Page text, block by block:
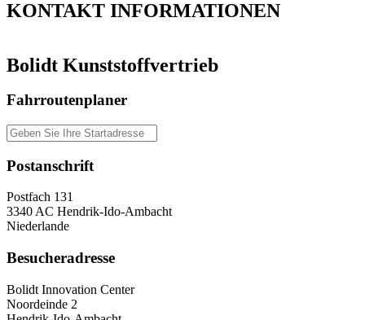
KONTAKT INFORMATIONEN
Bolidt Kunststoffvertrieb
Fahrroutenplaner
Postanschrift
Postfach 131
3340 AC Hendrik-Ido-Ambacht
Niederlande
Besucheradresse
Bolidt Innovation Center
Noordeinde 2